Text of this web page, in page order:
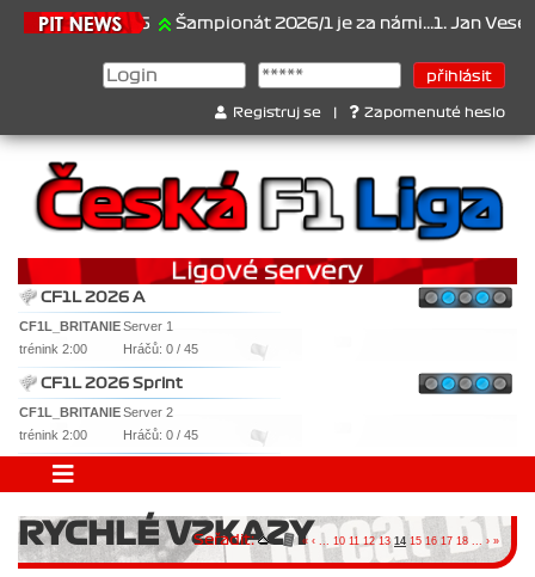
21.6.2026 Šampionát 2026/1 je za námi...1. Jan Veselý , 2.
Registruj se Zapomenuté heslo
CF1L 2026 A
CF1L_BRITANIEServer 1
trénink 2:00
Hráčů: 0 / 45
CF1L 2026 Sprint
CF1L_BRITANIEServer 2
trénink 2:00
Hráčů: 0 / 45
RYCHLÉ VZKAZY
Seřadit: « ‹ 10 11 12 13 14 15 16 17 18 › »